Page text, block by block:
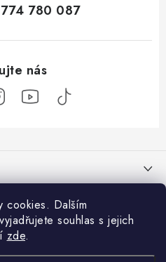
cookies. Dalším
souhlas s jejich
zde.
780 087
bylin, vitamínů a